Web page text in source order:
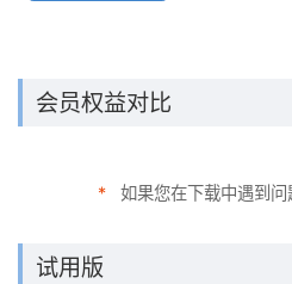
会员权益对比
* 如果您在下载中遇到
试用版